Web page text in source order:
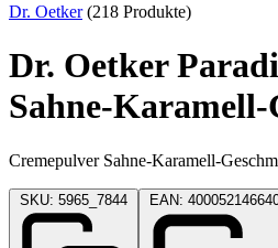
Dr. Oetker(218 Produkte)
Dr. Oetker
Sahne-Karamell-
Cremepulver Sahne-Karamell-